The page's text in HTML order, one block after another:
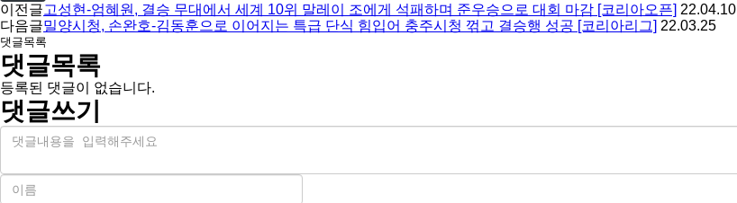
이전글고성현-엄혜원, 결승 무대에서 세계 10위 말레이 조에게 석패하며 준우승으로 대회 마감 [코리아오픈] 22.04.10
다음글밀양시청, 손완호-김동훈으로 이어지는 특급 단식 힘입어 충주시청 꺾고 결승행 성공 [코리아리그] 22.03.25
댓글목록
댓글목록
등록된 댓글이 없습니다.
댓글쓰기
내
이